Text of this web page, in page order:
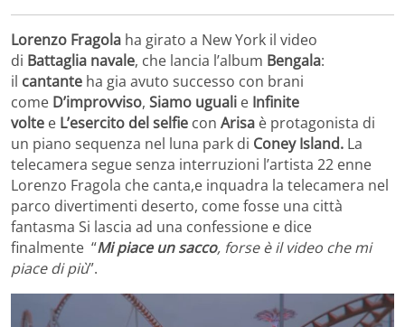
Lorenzo Fragola ha girato a New York il video
di Battaglia navale, che lancia l’album Bengala:
il cantante ha gia avuto successo con brani
come D’improvviso, Siamo uguali e Infinite
volte e L’esercito del selfie con Arisa è protagonista di
un piano sequenza nel luna park di Coney Island. La
telecamera segue senza interruzioni l’artista 22 enne
Lorenzo Fragola che canta,e inquadra la telecamera nel
parco divertimenti deserto, come fosse una città
fantasma Si lascia ad una confessione e dice
finalmente “Mi piace un sacco, forse è il video che mi
piace di più”.